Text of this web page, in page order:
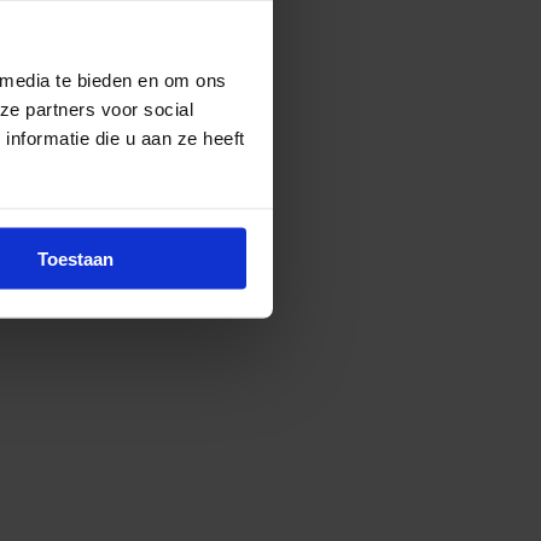
te bieden en om ons
partners voor social
die u aan ze heeft
Toestaan